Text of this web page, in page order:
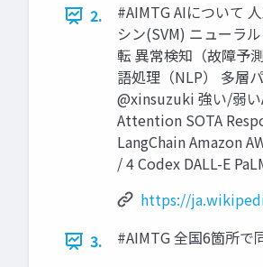
2.
#AIMTG AIについて
シン(SVM) ニューラ
転 異常検知（故障予
語処理（NLP） 多層
@xinsuzuki 強い/弱
Attention SOTA
LangChain Amazon
/ 4 Codex DALL-E
https://
3.
#AIMTG 全国6箇所